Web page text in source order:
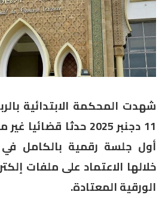
شهدت المحكمة الابتدائية
11 دجنبر 2025 حدثا
أول جلسة رقمية بالكامل في
خلالها الاعتماد على ملفات
الورقية المعتادة.